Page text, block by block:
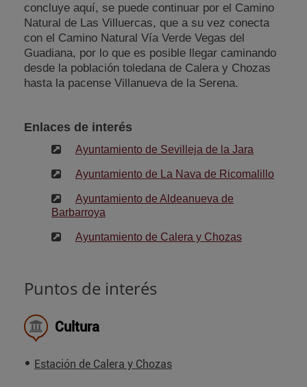
concluye aquí, se puede continuar por el Camino
Natural de Las Villuercas, que a su vez conecta
con el Camino Natural Vía Verde Vegas del
Guadiana, por lo que es posible llegar caminando
desde la población toledana de Calera y Chozas
hasta la pacense Villanueva de la Serena.
Enlaces de interés
Ayuntamiento de Sevilleja de la Jara
Ayuntamiento de La Nava de Ricomalillo
Ayuntamiento de Aldeanueva de
Barbarroya
Ayuntamiento de Calera y Chozas
Puntos de interés
Cultura
Estación de Calera y Chozas